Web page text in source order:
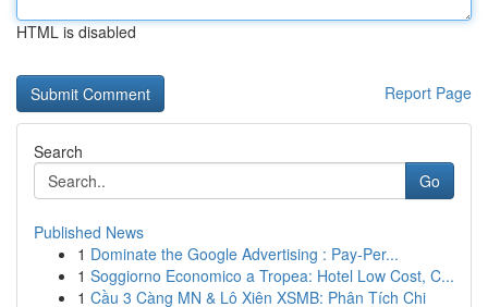
HTML is disabled
Report Page
Search
Go
Published News
1 Dominate the Google Advertising : Pay-Per...
1 Soggiorno Economico a Tropea: Hotel Low Cost, C...
1 Cầu 3 Càng MN & Lô Xiên XSMB: Phân Tích Chi